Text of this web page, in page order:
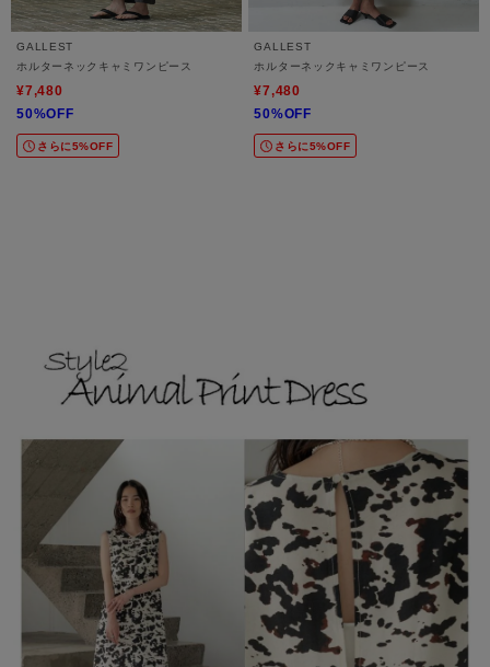
GALLEST
ホルターネックキャミワンピース
¥7,480
50%OFF
さらに5%OFF
GALLEST
ホルターネックキャミワンピース
¥7,480
50%OFF
さらに5%OFF